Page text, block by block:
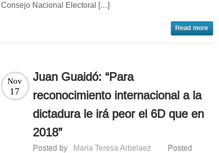
Consejo Nacional Electoral […]
Juan Guaidó: “Para
reconocimiento internacional a la
dictadura le irá peor el 6D que en
2018”
Nov
17
Posted by Maria Teresa Arbelaez
Posted